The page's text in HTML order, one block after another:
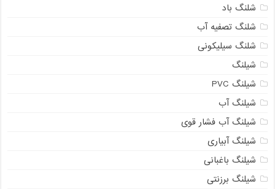
شلنگ باد
شلنگ تصفیه آب
شلنگ سیلیکونی
شیلنگ
شیلنگ PVC
شیلنگ آب
شیلنگ آب فشار قوی
شیلنگ آبیاری
شیلنگ باغبانی
شیلنگ برزنتی